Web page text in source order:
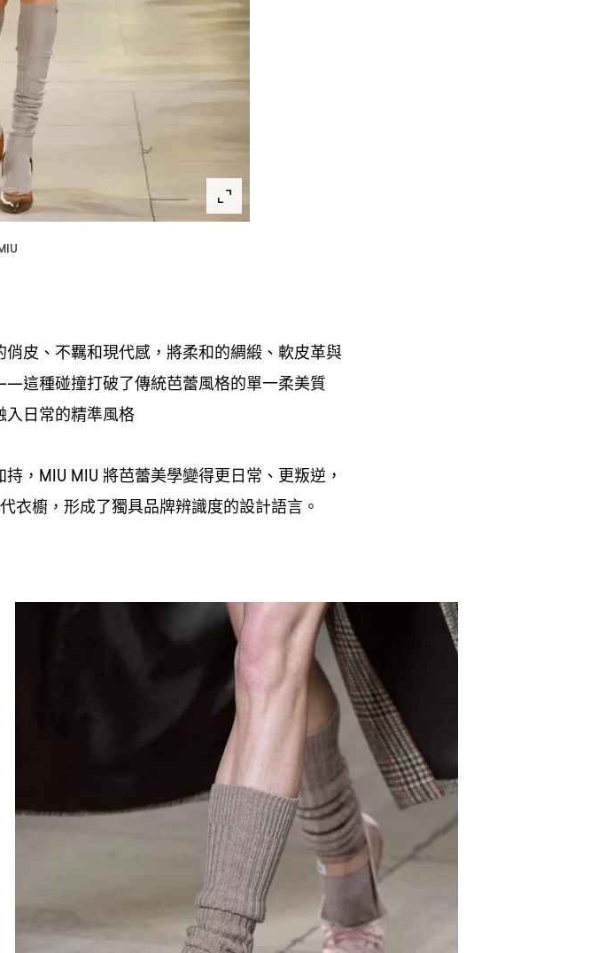
皮、不羈和現代感 ， 將柔和的綢緞、軟皮革與
這種碰撞打破了傳統芭蕾風格的單一柔美質
入日常的精準風格
持 ，MIU MIU 將芭蕾美學變得更日常、更叛逆 ，
衣櫥 ， 形成了獨具品牌辨識度的設計語言。